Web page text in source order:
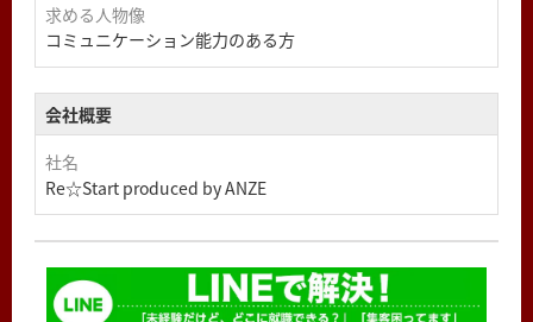
求める人物像
コミュニケーション能力のある方
会社概要
社名
Re☆Start produced by ANZE